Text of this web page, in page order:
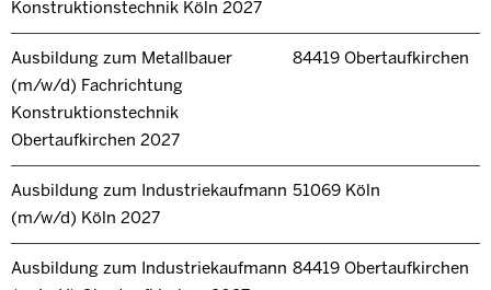
Konstruktionstechnik Köln 2027
Ausbildung zum Metallbauer
(m/w/d) Fachrichtung
Konstruktionstechnik
Obertaufkirchen 2027
84419 Obertaufkirchen
Ausbildung zum Industriekaufmann
(m/w/d) Köln 2027
51069 Köln
Ausbildung zum Industriekaufmann 84419 Obertaufkirchen